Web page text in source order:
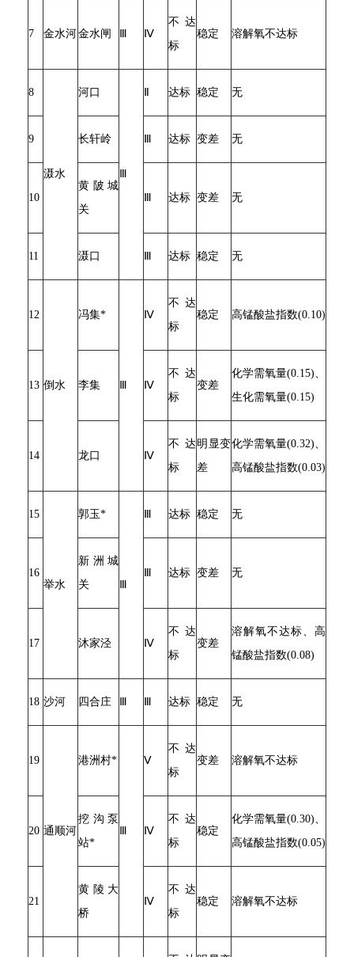
7 金水河金水闸 Ⅳ
不达
标
稳定 溶解氧不达标
8
滠水
河口 达标 稳定 无
9 长轩岭 达标 变差 无
10
黄陂城
关
达标 变差 无
11 滠口 达标 稳定 无
12
倒水
冯集* Ⅳ
不达
标
稳定 高锰酸盐指数(0.10)
13 李集 Ⅳ
不达
标
变差
化学需氧量(0.15)、
生化需氧量(0.15)
14 龙口 Ⅳ
不达
标
明显变
差
化学需氧量(0.32)、
高锰酸盐指数(0.03)
15
举水
郭玉* 达标 稳定 无
16
新洲城
关
达标 变差 无
17 沐家泾 Ⅳ
不达
标
变差
溶解氧不达标、高
锰酸盐指数(0.08)
18 沙河 四合庄 达标 稳定 无
19
通顺河
港洲村* Ⅴ
不达
标
变差 溶解氧不达标
20
挖沟泵
站*
Ⅳ
不达
标
稳定
化学需氧量(0.30)、
高锰酸盐指数(0.05)
21
黄陵大
桥
Ⅳ
不达
标
稳定 溶解氧不达标